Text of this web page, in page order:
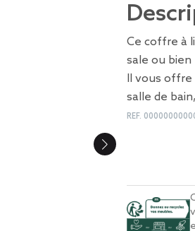
Ce coffre à
sale ou
Il vous offre
salle de
REF.